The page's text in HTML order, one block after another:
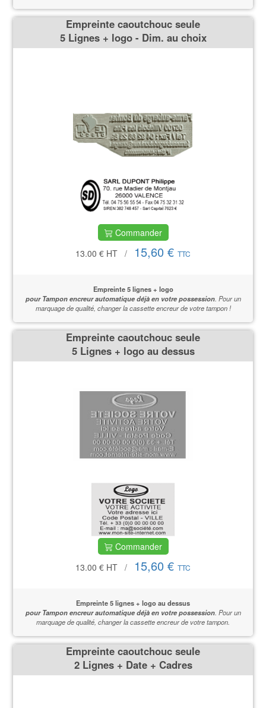
Empreinte caoutchouc seule
5 Lignes + logo - Dim. au choix
Commander
13.00 € HT / 15,60 € TTC
Empreinte 5 lignes + logo
pour Tampon encreur automatique déjà en votre possession. Pour un
marquage de qualité, changer la cassette encreur de votre tampon !
Empreinte caoutchouc seule
5 Lignes + logo au dessus
Commander
13.00 € HT / 15,60 € TTC
Empreinte 5 lignes + logo au dessus
pour Tampon encreur automatique déjà en votre possession. Pour un
marquage de qualité, changer la cassette encreur de votre tampon.
Empreinte caoutchouc seule
2 Lignes + Date + Cadres